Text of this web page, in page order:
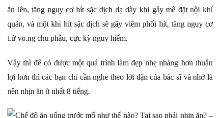
ăn lên, tăng nguy cơ hít sặc dịch dạ dày khi gây mê đặt nội khí
quản, và một khi hít sặc dịch sẽ gây viêm phổi hít, tăng nguy cơ
t.ử vo.ng chu phẫu, cực kỳ nguy hiểm.
Vậy thì để có được một quá trình làm đẹp nhẹ nhàng hơn thuận
lợi hơn thì các bạn chỉ cần nghe theo lời dặn của bác sĩ và nhớ là
nên nhịn ăn ít nhất 8 tiếng.